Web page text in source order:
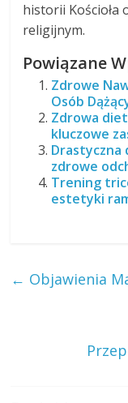
historii Kościoła
religijnym.
Powiązane
Zdrowe
Osób
Zdrowa
kluczowe
zdrowe
Trening
estetyki
← Objawienia